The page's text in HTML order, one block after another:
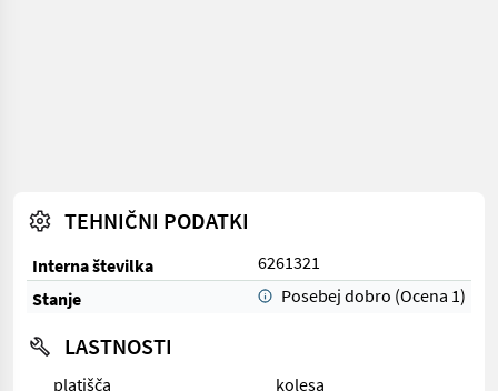
TEHNIČNI PODATKI
Interna številka
6261321
Stanje
Posebej dobro (Ocena 1)
LASTNOSTI
platišča
kolesa